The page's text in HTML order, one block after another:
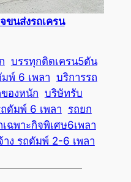
ขนส่งรถเครน
บรรทุกติดเครน5ตัน
พ์ 6 เพลา บริการรถ
องหนัก บริษัทรับ
ดัมพ์ 6 เพลา
รถยก
ฉพาะกิจพิเศษ6เพลา
าง รถดัมพ์ 2-6 เพลา